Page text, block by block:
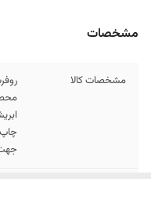
مشخصات
مشخصات کالا